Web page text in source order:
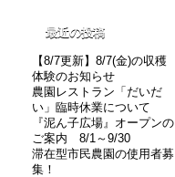
最近の投稿
【8/7更新】8/7(金)の収穫
体験のお知らせ
農園レストラン「だいだ
い」臨時休業について
『泥ん子広場』オープンの
ご案内 8/1～9/30
滞在型市民農園の使用者募
集！